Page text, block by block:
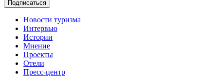
Новости туризма
Интервью
Истории
Мнение
Проекты
Отели
Пресс-центр